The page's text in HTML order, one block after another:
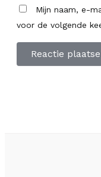
Mijn naam, e-
voor de volgende